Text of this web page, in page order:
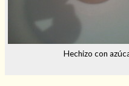
Hechizo con